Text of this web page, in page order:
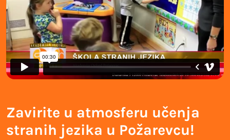
Zavirite u atmosferu učenja
stranih jezika u Požarevcu!